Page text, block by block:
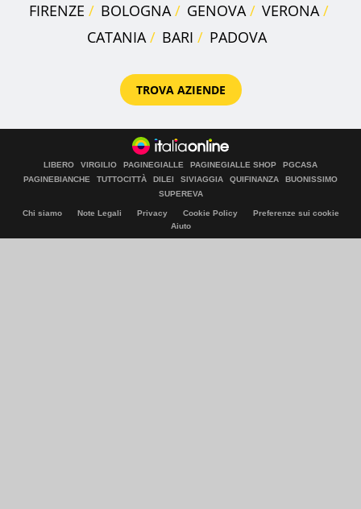
FIRENZE
BOLOGNA GENOVA
VERONA
CATANIA
BARI PADOVA
TROVA AZIENDE
LIBERO VIRGILIO PAGINEGIALLE PAGINEGIALLE SHOP
PGCASA
PAGINEBIANCHE
TUTTOCITTÀ DILEI SIVIAGGIA QUIFINANZA
BUONISSIMO
SUPEREVA
Chi siamo Note Legali Privacy Cookie Policy
Preferenze sui cookie
Aiuto